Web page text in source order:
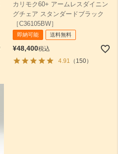
カリモク60+ アームレスダイニン
グチェア スタンダードブラック
［C36105BW］
即納可能 送料無料
¥48,400税込
4.91
（150）